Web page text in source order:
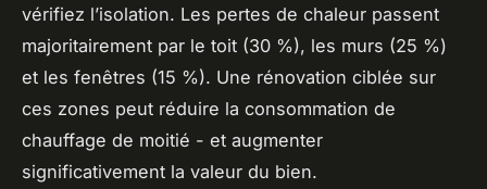
vérifiez l’isolation. Les pertes de chaleur passent
majoritairement par le toit (30 %), les murs (25 %)
et les fenêtres (15 %). Une rénovation ciblée sur
ces zones peut réduire la consommation de
chauffage de moitié - et augmenter
significativement la valeur du bien.